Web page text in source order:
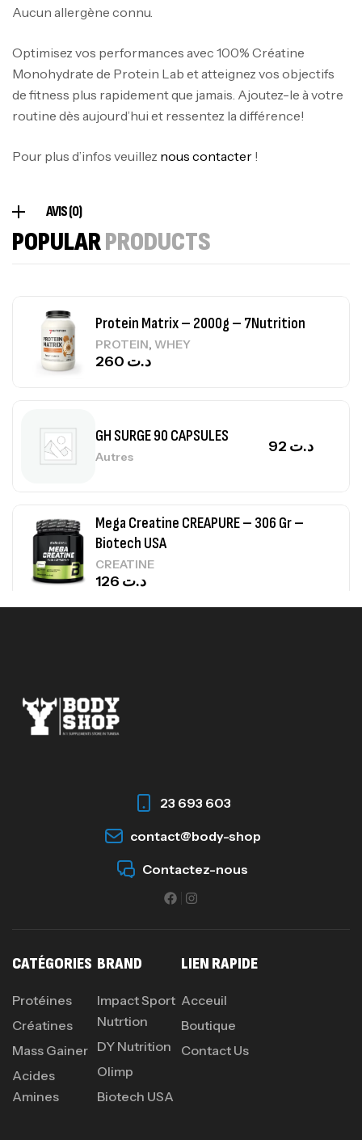
Aucun allergène connu.
Optimisez vos performances avec 100% Créatine
Monohydrate de Protein Lab et atteignez vos objectifs
de fitness plus rapidement que jamais. Ajoutez-le à votre
routine dès aujourd’hui et ressentez la différence!
Pour plus d’infos veuillez nous contacter !
AVIS (0)
POPULARPRODUCTS
Omega 3 – 100 Gélules – Scitec Nutrition
CREATINE
Protein Matrix – 2000g – 7Nutrition
PROTEIN ,WHEY
د.ت
GH SURGE 90 CAPSULES
Autres
د.ت
Mega Creatine CREAPURE – 306 Gr –
Biotech USA
CREATINE
د.ت
Omega 3 – 100 Gélules – Scitec Nutrition
Creatine (CreapureⓇ) – 500g –
CREATINE
PROTEIN WHEY
GH SURGE 90 CAPSULES
Autres
23 693 603
contact@body-shop
Contactez-nous
CATÉGORIES
Protéines
Créatines
Mass Gainer
Acides
Amines
BRAND
Impact Sport
Nutrtion
DY Nutrition
Olimp
Biotech USA
LIEN RAPIDE
Acceuil
Boutique
Contact Us